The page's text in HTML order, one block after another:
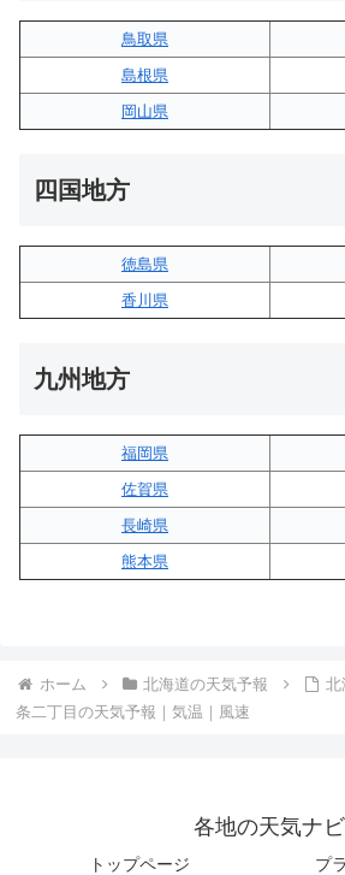
鳥取県
島根県
岡山県
四国地方
徳島県
香川県
九州地方
福岡県
佐賀県
長崎県
熊本県
ホーム 北海道の天気予報
北
条二丁目の天気予報｜気温｜風速
各地の天気ナビ
トップページ プ